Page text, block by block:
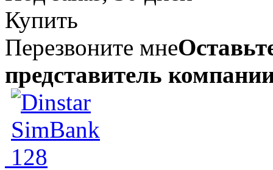
Купить
Перезвоните мне
представитель